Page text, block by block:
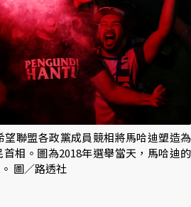
望聯盟各政黨成員競相將馬哈迪塑造為
相。圖為2018年選舉當天，馬哈迪的
圖／路透社